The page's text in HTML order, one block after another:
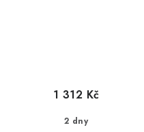
2 dny
1 312 Kč